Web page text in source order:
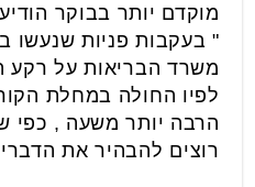
מוקדם יותר בבוקר
" בעקבות פניות שנעשו
משרד הבריאות על רקע
לפיו החולה במחלת
הרבה יותר משעה , כפי
רוצים להבהיר את